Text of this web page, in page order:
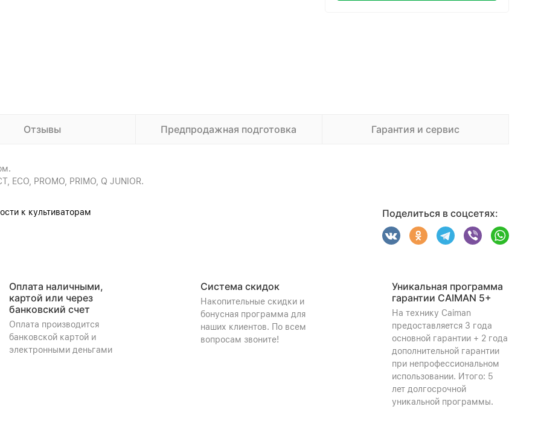
Отзывы Предпродажная подготовка Гарантия и сервис
ECO, PROMO, PRIMO, Q JUNIOR.
к культиваторам Поделиться в соцсетях:
Оплата наличными,
картой или через
банковский счет
Оплата производится
банковской картой и
электронными деньгами
Система скидок
Накопительные скидки и
бонусная программа для
наших клиентов. По всем
вопросам звоните!
Уникальная программа
гарантии CAIMAN 5+
На технику Caiman
предоставляется 3 года
основной гарантии + 2 года
дополнительной гарантии
при непрофессиональном
использовании. Итого: 5
лет долгосрочной
уникальной программы.